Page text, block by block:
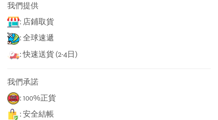
我們提供
: 店鋪取貨
: 全球速遞
: 快速送貨 (2-4日)
我們承諾
: 100%正貨
: 安全結帳